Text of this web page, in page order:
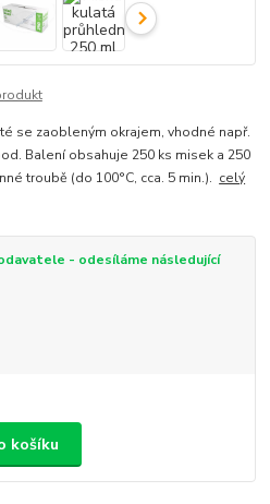
se zaobleným okrajem, vhodné např.
Balení obsahuje 250 ks misek a 250
troubě (do 100°C, cca. 5 min.). celý
- odesíláme následující
košíku